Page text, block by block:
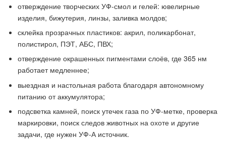
отверждение творческих УФ-смол и гелей: ювелирные
изделия, бижутерия, линзы, заливка молдов;
склейка прозрачных пластиков: акрил, поликарбонат,
полистирол, ПЭТ, АБС, ПВХ;
отверждение окрашенных пигментами слоёв, где 365 нм
работает медленнее;
выездная и настольная работа благодаря автономному
питанию от аккумулятора;
подсветка камней, поиск утечек газа по УФ-метке, проверка
маркировки, поиск следов животных на охоте и другие
задачи, где нужен УФ-А источник.